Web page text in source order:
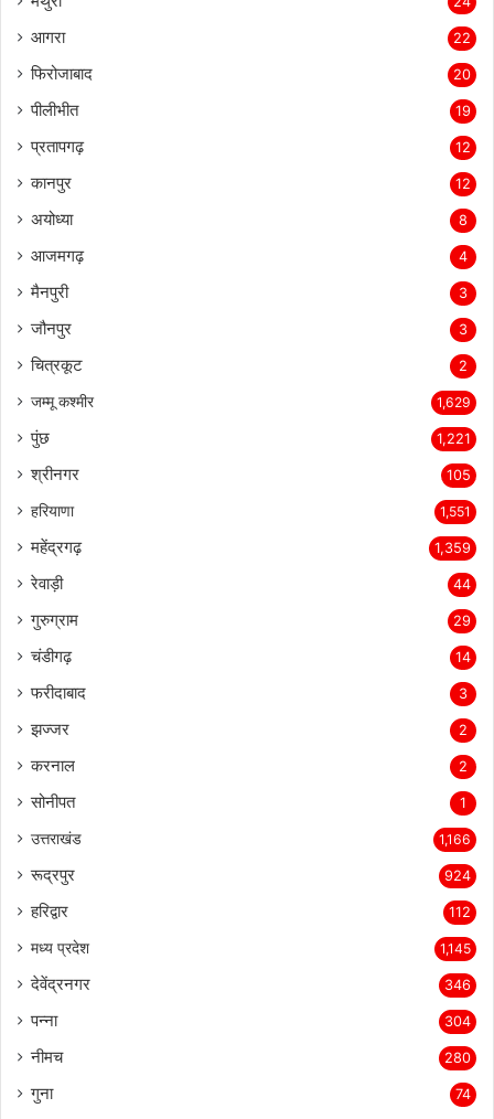
आगरा 22
फिरोजाबाद 20
पीलीभीत 19
प्रतापगढ़ 12
कानपुर 12
अयोध्या 8
आजमगढ़ 4
मैनपुरी 3
जौनपुर 3
चित्रकूट 2
जम्मू कश्मीर 1,629
पुंछ 1,221
श्रीनगर 105
हरियाणा 1,551
महेंद्रगढ़ 1,359
रेवाड़ी 44
गुरुग्राम 29
चंडीगढ़ 14
फरीदाबाद 3
झज्जर 2
करनाल 2
सोनीपत 1
उत्तराखंड 1,166
रूद्रपुर 924
हरिद्वार 112
मध्य प्रदेश 1,145
देवेंद्रनगर 346
पन्ना 304
नीमच 280
गुना 74